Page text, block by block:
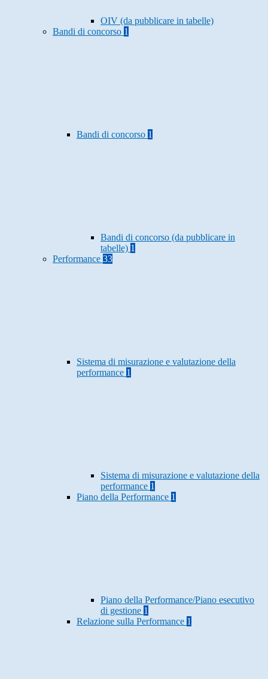
OIV (da pubblicare in tabelle)
Bandi di concorso 1
Bandi di concorso 1
Bandi di concorso (da pubblicare in
tabelle) 1
Performance 33
Sistema di misurazione e valutazione della
performance 1
Sistema di misurazione e valutazione della
performance 1
Piano della Performance 1
Piano della Performance/Piano esecutivo
di gestione 1
Relazione sulla Performance 1